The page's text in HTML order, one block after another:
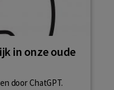
in onze oude
door ChatGPT.